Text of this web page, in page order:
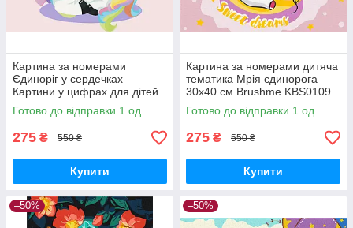
Картина за номерами
Єдиноріг у сердечках
Картини у цифрах для дітей
Набір для розпису 30х40
BrushMe KBS0074
Готово до відправки 1 од.
275 ₴ 550 ₴
Купити
Картина за номерами дитяча
тематика Мрія єдинорога
30x40 см Brushme KBS0109
Готово до відправки 1 од.
275 ₴ 550 ₴
Купити
–50% –50%